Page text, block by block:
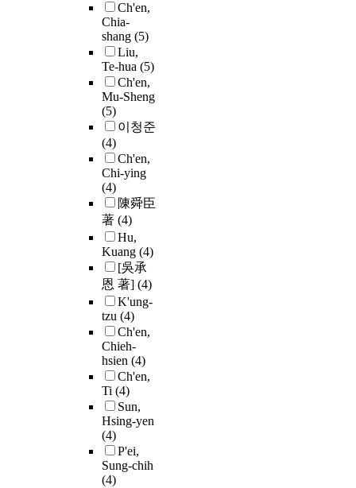
Ch'en,
Chia-
shang (5)
Liu,
Te-hua (5)
Ch'en,
Mu-Sheng
(5)
이청준
(4)
Ch'en,
Chi-ying
(4)
陳舜臣
著 (4)
Hu,
Kuang (4)
[吳承
恩 著] (4)
K'ung-
tzu (4)
Ch'en,
Chieh-
hsien (4)
Ch'en,
Ti (4)
Sun,
Hsing-yen
(4)
P'ei,
Sung-chih
(4)